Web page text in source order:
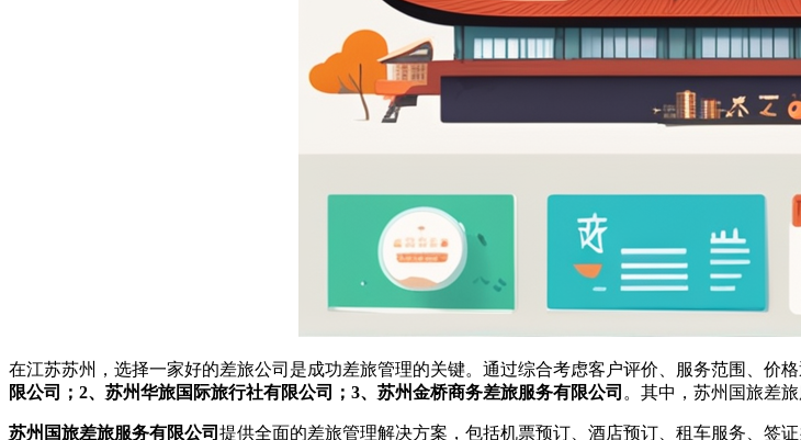
在江苏苏州，选择一家好的差旅公司是成功差旅管理的关键。通过综合考虑客户评价、服务范围、价
限公司；2、苏州华旅国际旅行社有限公司；3、苏州金桥商务差旅服务有限公司 。其中，苏州国旅差
苏州国旅差旅服务有限公司 提供全面的差旅管理解决方案，包括机票预订、酒店预订、租车服务、签